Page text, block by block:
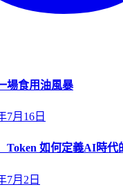
場食用油風暴
7月16日
如何定義AI時代
7月2日